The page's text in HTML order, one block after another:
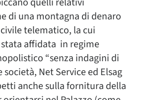
di una montagna di denaro
telematico, la cui
stata affidata in regime
“senza indagini di
società, Net Service ed Elsag
anche sulla fornitura della